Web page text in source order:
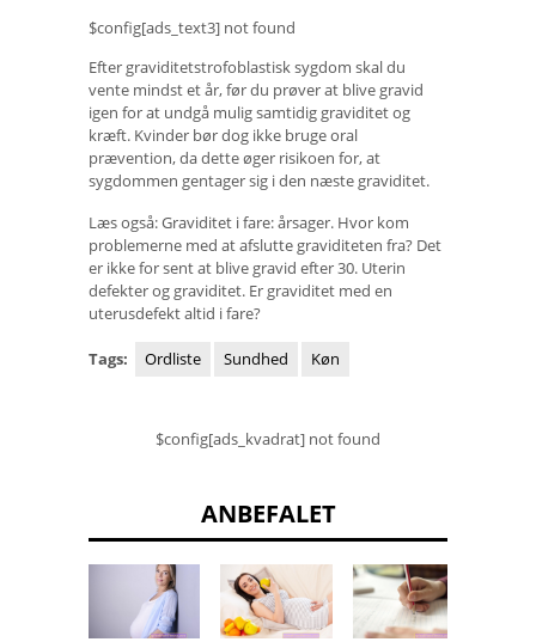
$config[ads_text3] not found
Efter graviditetstrofoblastisk sygdom skal du
vente mindst et år, før du prøver at blive gravid
igen for at undgå mulig samtidig graviditet og
kræft. Kvinder bør dog ikke bruge oral
prævention, da dette øger risikoen for, at
sygdommen gentager sig i den næste graviditet.
Læs også: Graviditet i fare: årsager. Hvor kom
problemerne med at afslutte graviditeten fra? Det
er ikke for sent at blive gravid efter 30. Uterin
defekter og graviditet. Er graviditet med en
uterusdefekt altid i fare?
Tags: Ordliste Sundhed Køn
$config[ads_kvadrat] not found
ANBEFALET